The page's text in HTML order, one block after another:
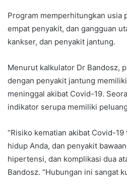
Program memperhitungkan usia
empat penyakit, dan gangguan
kankser, dan penyakit jantung.
Menurut kalkulator Dr Bandosz,
dengan penyakit jantung
meninggal akibat Covid-19.
indikator serupa memiliki
“Risiko kematian akibat Covid-
hidup Anda, dan penyakit
hipertensi, dan komplikasi dua
Bandosz. “Hubungan ini sangat